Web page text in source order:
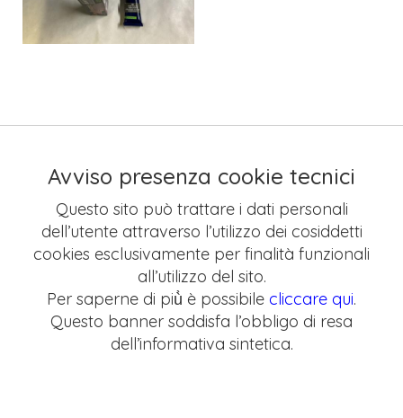
Avviso presenza cookie tecnici
Questo sito può trattare i dati personali
dell’utente attraverso l’utilizzo dei cosiddetti
cookies esclusivamente per finalità funzionali
all’utilizzo del sito.
Per saperne di più̀ è possibile cliccare qui.
Questo banner soddisfa l’obbligo di resa
dell’informativa sintetica.